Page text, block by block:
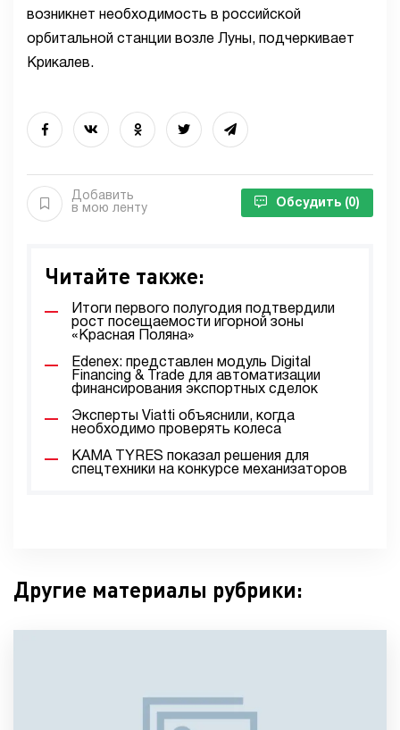
возникнет необходимость в российской
орбитальной станции возле Луны, подчеркивает
Крикалев.
Добавить
в мою ленту
Обсудить (0)
Читайте также:
Итоги первого полугодия подтвердили
рост посещаемости игорной зоны
«Красная Поляна»
Edenex: представлен модуль Digital
Financing & Trade для автоматизации
финансирования экспортных сделок
Эксперты Viatti объяснили, когда
необходимо проверять колеса
KAMA TYRES показал решения для
спецтехники на конкурсе механизаторов
Другие материалы рубрики: